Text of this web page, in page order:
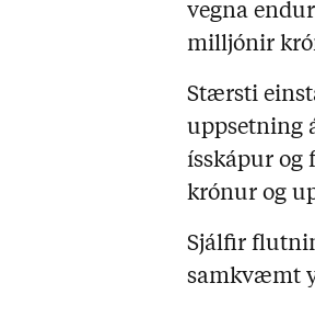
vegna
milljónir
Stærsti
uppsetning
ísskápur og
krónur og
Sjálfir
samkvæmt